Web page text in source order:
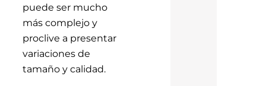
puede ser mucho
más complejo y
proclive a presentar
variaciones de
tamaño y calidad.